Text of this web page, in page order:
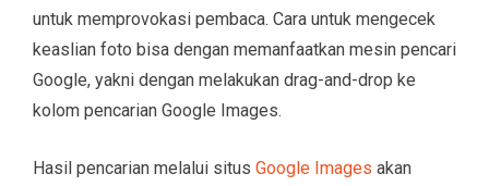
untuk memprovokasi pembaca. Cara untuk mengecek
keaslian foto bisa dengan memanfaatkan mesin pencari
Google, yakni dengan melakukan drag-and-drop ke
kolom pencarian Google Images.
Hasil pencarian melalui situs Google Images akan